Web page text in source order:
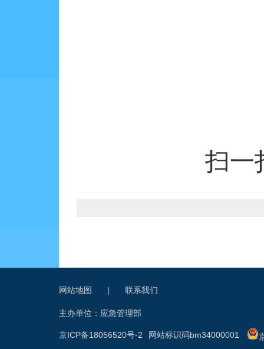
扫一
网站地图 | 联系我们
主办单位：应急管理部
网站标识码bm34000001
京ICP备18056520号-2